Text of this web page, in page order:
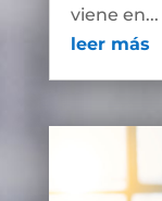
viene en...
leer más